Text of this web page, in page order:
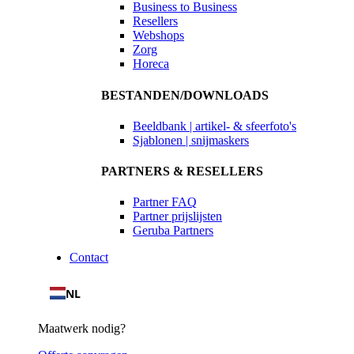
Business to Business
Resellers
Webshops
Zorg
Horeca
BESTANDEN/DOWNLOADS
Beeldbank | artikel- & sfeerfoto's
Sjablonen | snijmaskers
PARTNERS & RESELLERS
Partner FAQ
Partner prijslijsten
Geruba Partners
Contact
NL
Maatwerk nodig?